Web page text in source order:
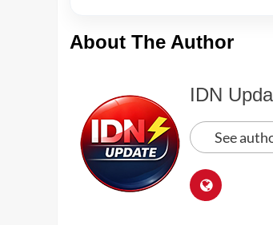
About The Author
IDN
See